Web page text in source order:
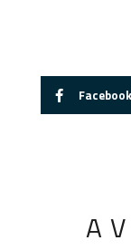
Facebook